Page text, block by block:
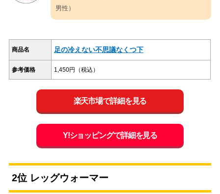
男性）
商品名 足の冷えない不思議なくつ下
参考価格 1,450円（税込）
楽天市場で詳細を見る
Y!ショッピングで詳細を見る
2位 レッグウォーマー